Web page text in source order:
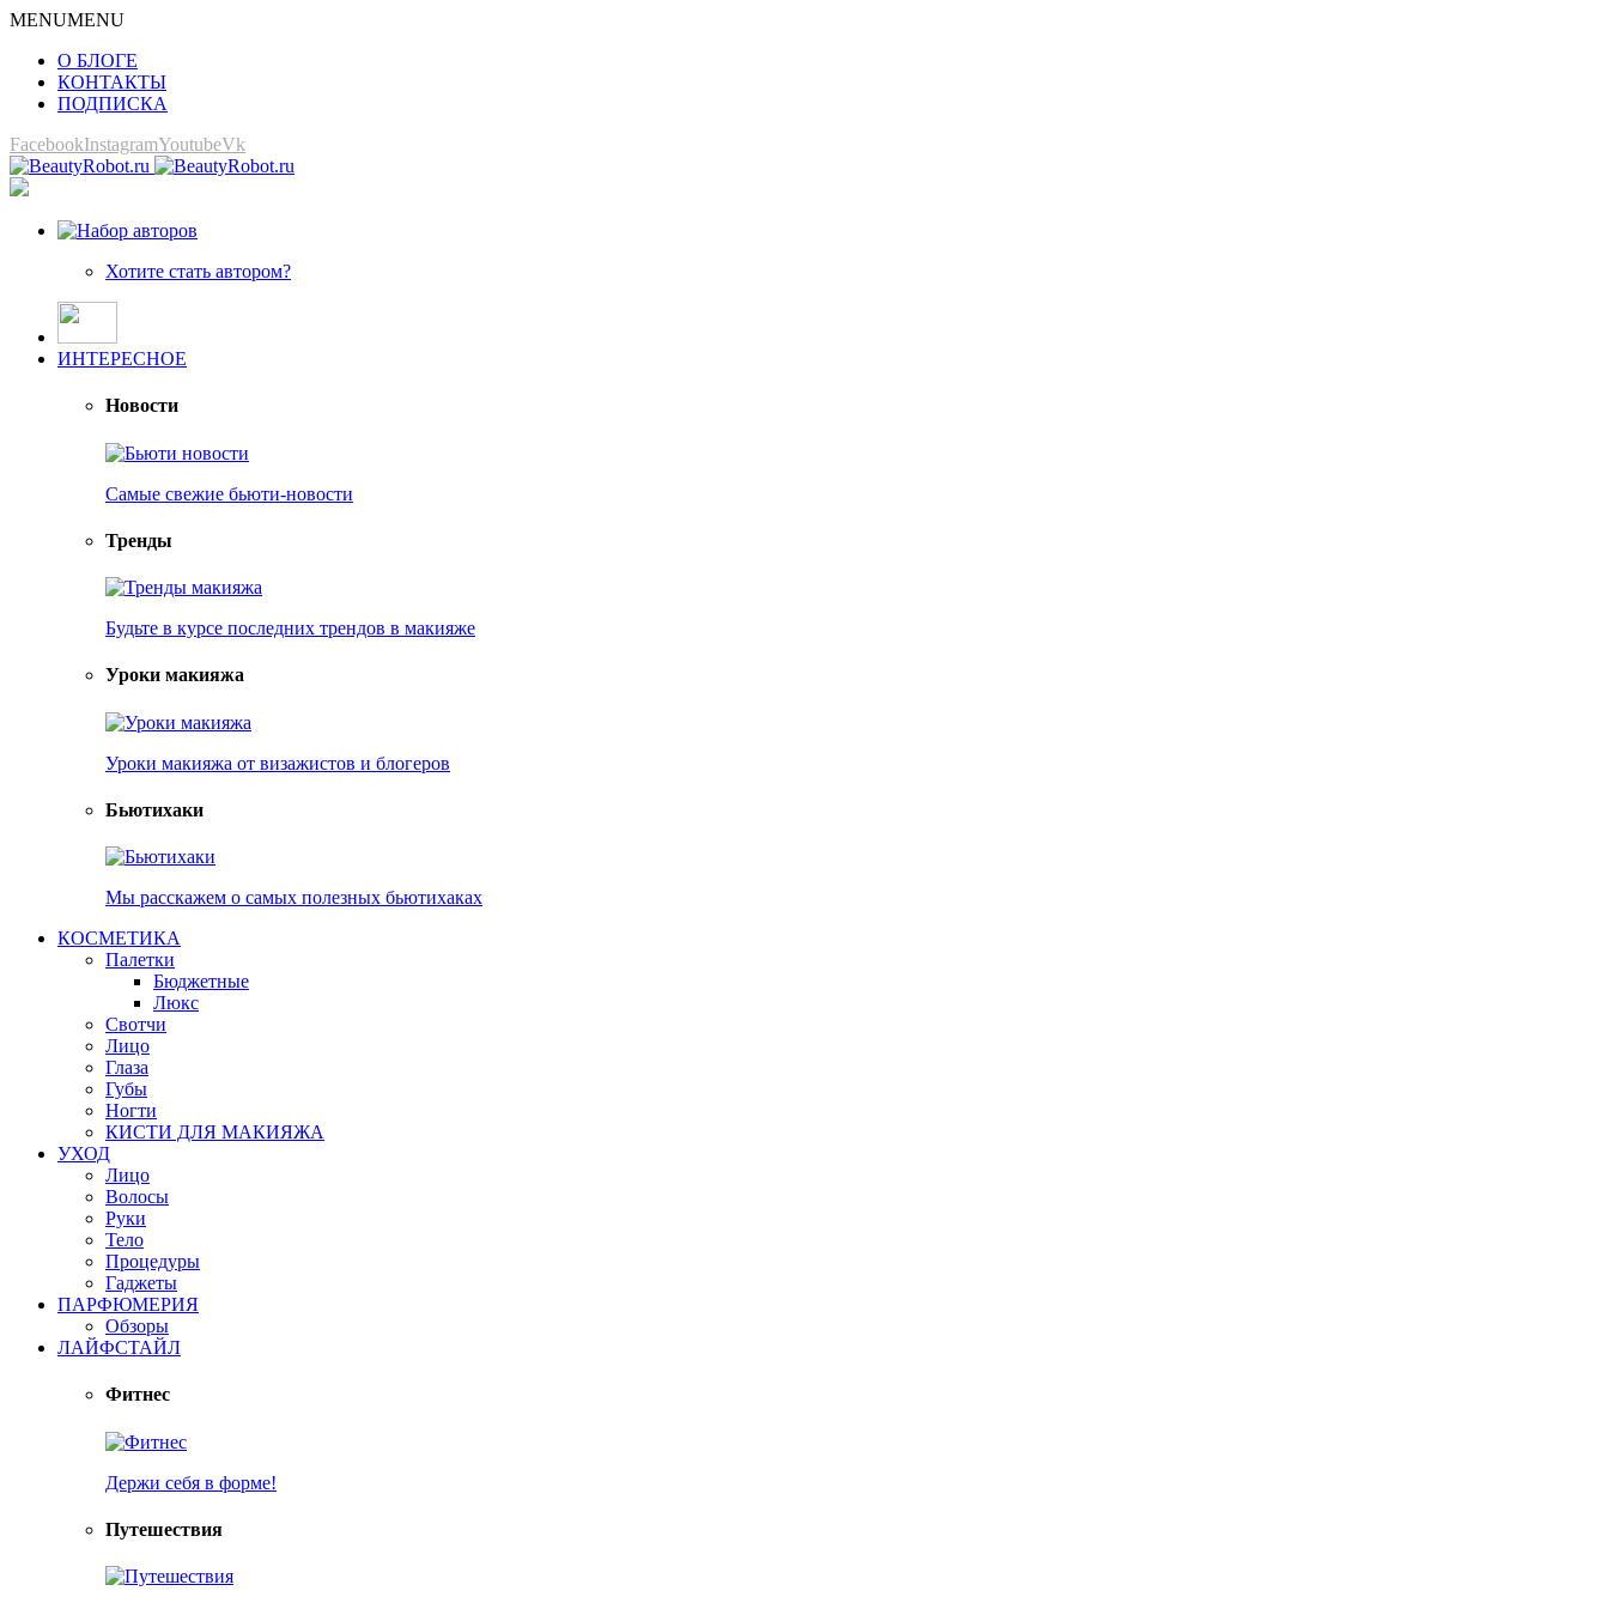
MENUMENU
О БЛОГЕ
КОНТАКТЫ
ПОДПИСКА
FacebookInstagramYoutubeVk
Хотите стать автором?
ИНТЕРЕСНОЕ
Новости
Самые свежие бьюти-новости
Тренды
Будьте в курсе последних трендов в макияже
Уроки макияжа
Уроки макияжа от визажистов и блогеров
Бьютихаки
Мы расскажем о самых полезных бьютихаках
КОСМЕТИКА
Палетки
Бюджетные
Люкс
Свотчи
Лицо
Глаза
Губы
Ногти
КИСТИ ДЛЯ МАКИЯЖА
УХОД
Лицо
Волосы
Руки
Тело
Процедуры
Гаджеты
ПАРФЮМЕРИЯ
Обзоры
ЛАЙФСТАЙЛ
Фитнес
Держи себя в форме!
Путешествия